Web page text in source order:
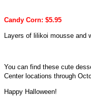
Candy Corn: $5.95
Layers of lilikoi mousse and
You can find these cute
Center locations through
Happy Halloween!